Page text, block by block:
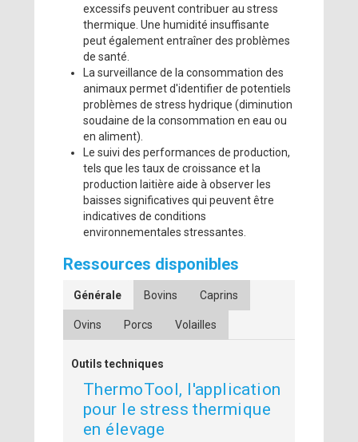
excessifs peuvent contribuer au stress
thermique. Une humidité insuffisante
peut également entraîner des problèmes
de santé.
La surveillance de la consommation des
animaux permet d'identifier de potentiels
problèmes de stress hydrique (diminution
soudaine de la consommation en eau ou
en aliment).
Le suivi des performances de production,
tels que les taux de croissance et la
production laitière aide à observer les
baisses significatives qui peuvent être
indicatives de conditions
environnementales stressantes.
Ressources disponibles
Générale Bovins Caprins
Ovins Porcs Volailles
Outils techniques
ThermoTool, l'application
pour le stress thermique
en élevage